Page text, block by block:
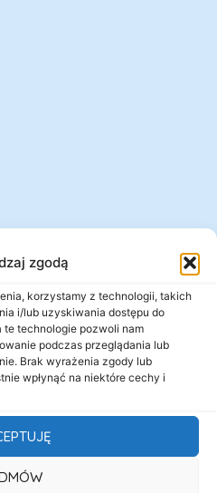
zgodą
korzystamy z technologii, takich
i/lub uzyskiwania dostępu do
te technologie pozwoli nam
podczas przeglądania lub
Brak wyrażenia zgody lub
wpłynąć na niektóre cechy i